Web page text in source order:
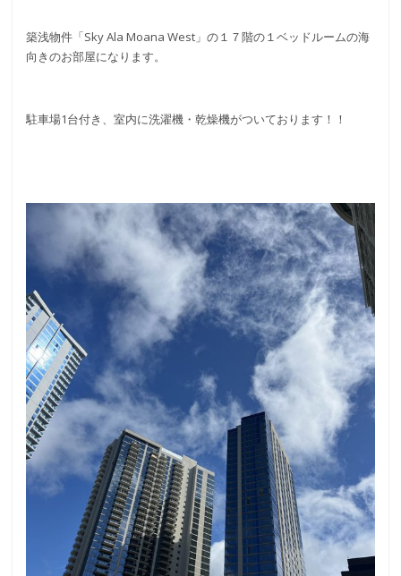
築浅物件「Sky Ala Moana West」の１７階の１ベッドルームの海
向きのお部屋になります。
駐車場1台付き、室内に洗濯機・乾燥機がついております！！